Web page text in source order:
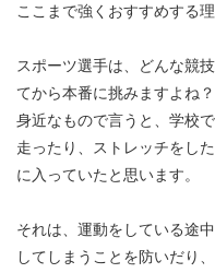
ここまで強くおすすめする理
スポーツ選手は、どんな競
てから本番に挑みますよね？
身近なもので言うと、学校
走ったり、ストレッチをし
に入っていたと思います。
それは、運動をしている途
してしまうことを防いだり、